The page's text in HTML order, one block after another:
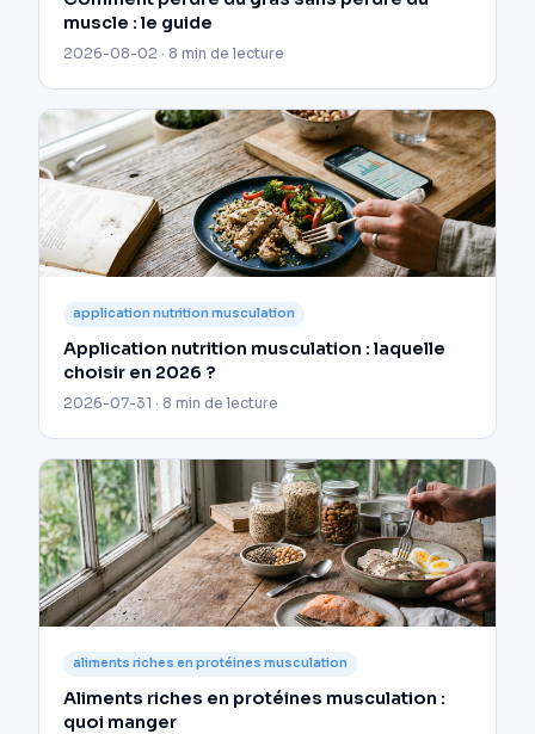
muscle : le guide
2026-08-02 · 8 min de lecture
application nutrition musculation
Application nutrition musculation : laquelle
choisir en 2026 ?
2026-07-31 · 8 min de lecture
aliments riches en protéines musculation
Aliments riches en protéines musculation :
quoi manger